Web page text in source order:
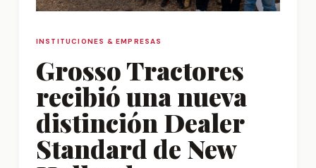
INSTITUCIONES & EMPRESAS
Grosso Tractores
recibió una nueva
distinción Dealer
Standard de New